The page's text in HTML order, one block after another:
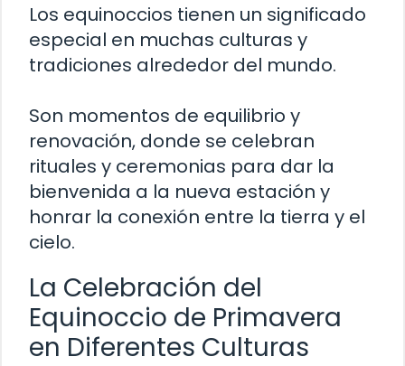
Los equinoccios tienen un significado
especial en muchas culturas y
tradiciones alrededor del mundo.
Son momentos de equilibrio y
renovación, donde se celebran
rituales y ceremonias para dar la
bienvenida a la nueva estación y
honrar la conexión entre la tierra y el
cielo.
La Celebración del
Equinoccio de Primavera
en Diferentes Culturas